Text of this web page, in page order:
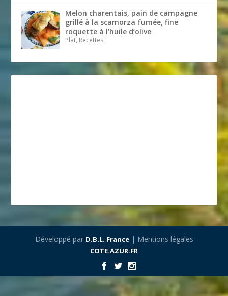
Melon charentais, pain de campagne
grillé à la scamorza fumée, fine
roquette à l’huile d’olive
Plat, Recettes
Développé par D.B.L. France| Mentions légales
COTE.AZUR.FR